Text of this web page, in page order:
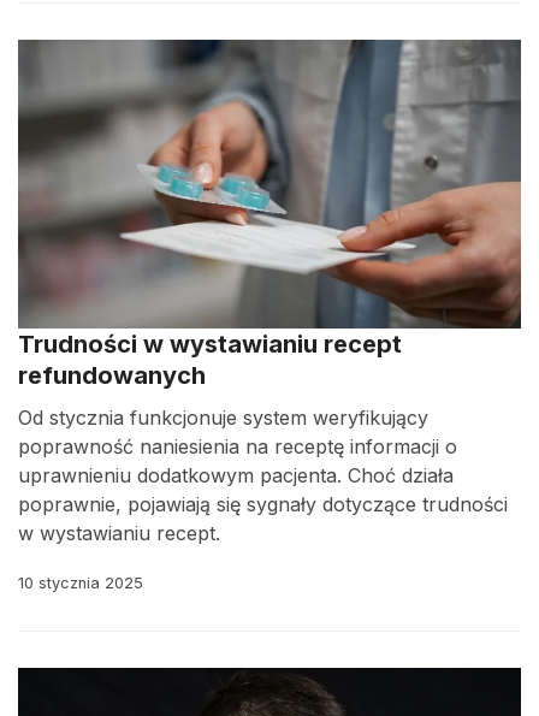
Trudności w wystawianiu recept
refundowanych
Od stycznia funkcjonuje system weryfikujący
poprawność naniesienia na receptę informacji o
uprawnieniu dodatkowym pacjenta. Choć działa
poprawnie, pojawiają się sygnały dotyczące trudności
w wystawianiu recept.
10 stycznia 2025